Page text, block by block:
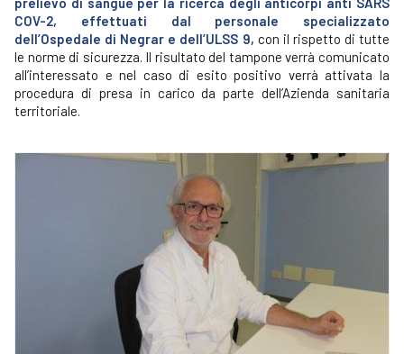
COV-2, effettuati dal personale specializzato
dell’Ospedale di Negrar e dell’ULSS 9, con il rispetto di tutte
le norme di sicurezza. Il risultato del tampone verrà comunicato
all’interessato e nel caso di esito positivo verrà attivata la
procedura di presa in carico da parte dell’Azienda sanitaria
territoriale.